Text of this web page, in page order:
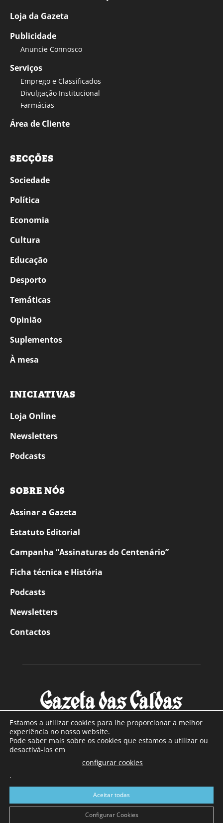
Loja da Gazeta
Publicidade
Anuncie Connosco
Serviços
Emprego e Classificados
Divulgação Institucional
Farmácias
Área de Cliente
SECÇÕES
Sociedade
Política
Economia
Cultura
Educação
Desporto
Temáticas
Opinião
Suplementos
À mesa
INICIATIVAS
Loja Online
Newsletters
Podcasts
SOBRE NÓS
Assinar a Gazeta
Estatuto Editorial
Campanha “Assinaturas do Centenário”
Ficha técnica e História
Podcasts
Newsletters
Contactos
SOBRE NÓS
Com sede nas Caldas da Rainha e mais de 90 anos de
a sul de distrito de Leiria, com mais de 40.000 leitores por
toda a região Oeste. Jornal com distribuição em Portugal
Continental e assinatura online.
Estamos a utilizar cookies para lhe proporcionar a melhor
experiência no nosso website.
Pode saber mais sobre os cookies que estamos a utilizar ou
desactivá-los em
configurar cookies
.
Aceitar todas
Configurar Cookies